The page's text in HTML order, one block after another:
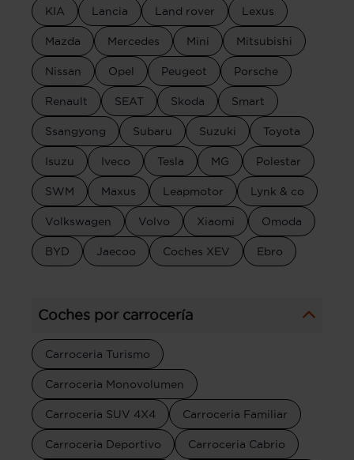
KIA Lancia Land rover Lexus
Mazda Mercedes Mini Mitsubishi
Nissan Opel Peugeot Porsche
Renault SEAT Skoda Smart
Ssangyong Subaru Suzuki Toyota
Isuzu Iveco Tesla MG Polestar
SWM Maxus Leapmotor Lynk & co
Volkswagen Volvo Xiaomi Omoda
BYD Jaecoo Coches XEV Ebro
Coches por carrocería
Carroceria Turismo
Carroceria Monovolumen
Carroceria SUV 4X4 Carroceria Familiar
Carroceria Deportivo Carroceria Cabrio